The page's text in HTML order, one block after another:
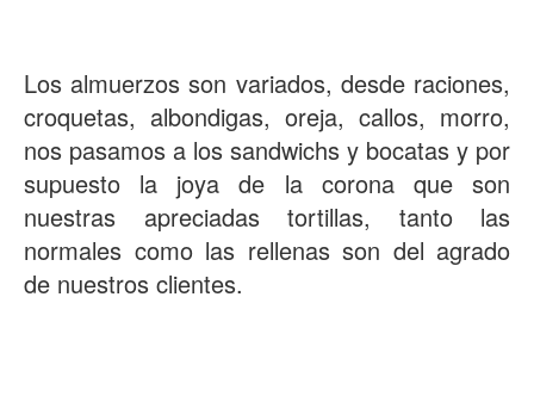
Los almuerzos son variados, desde raciones,
croquetas, albondigas, oreja, callos, morro,
nos pasamos a los sandwichs y bocatas y por
supuesto la joya de la corona que son
nuestras apreciadas tortillas, tanto las
normales como las rellenas son del agrado
de nuestros clientes.